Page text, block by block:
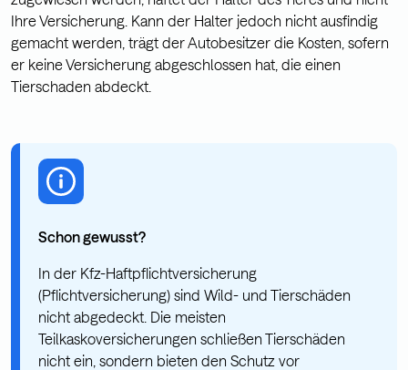
Ihre Versicherung. Kann der Halter jedoch nicht ausfindig
gemacht werden, trägt der Autobesitzer die Kosten, sofern
er keine Versicherung abgeschlossen hat, die einen
Tierschaden abdeckt.
Schon gewusst?
In der Kfz-Haftpflichtversicherung
(Pflichtversicherung) sind Wild- und Tierschäden
nicht abgedeckt. Die meisten
Teilkaskoversicherungen schließen Tierschäden
nicht ein, sondern bieten den Schutz vor